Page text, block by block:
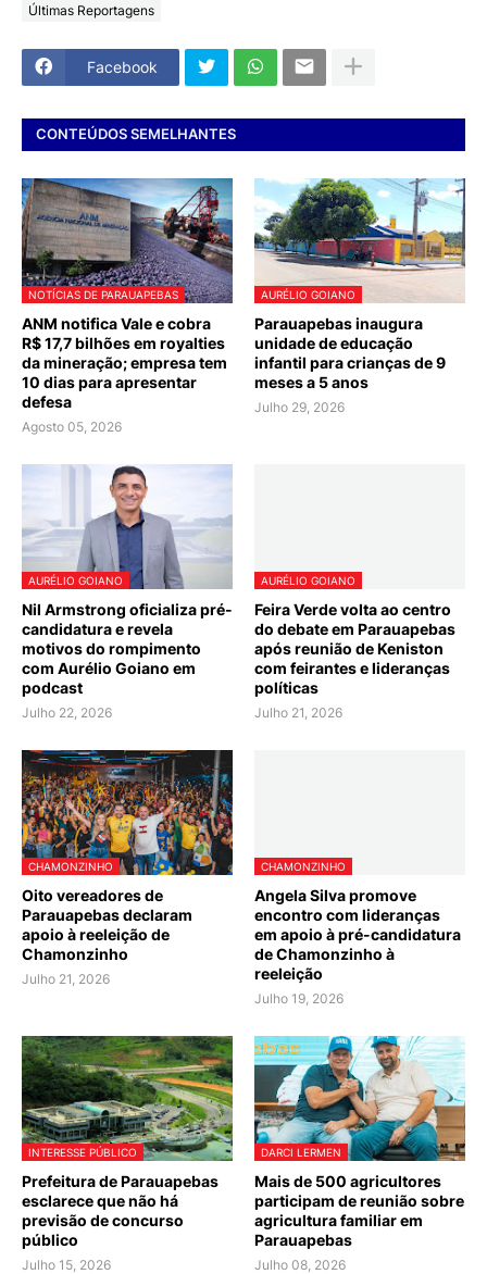
Últimas Reportagens
Facebook
CONTEÚDOS SEMELHANTES
NOTÍCIAS DE PARAUAPEBAS
ANM notifica Vale e cobra
R$ 17,7 bilhões em royalties
da mineração; empresa tem
10 dias para apresentar
defesa
Agosto 05, 2026
AURÉLIO GOIANO
Parauapebas inaugura
unidade de educação
infantil para crianças de 9
meses a 5 anos
Julho 29, 2026
AURÉLIO GOIANO
Nil Armstrong oficializa pré-
candidatura e revela
motivos do rompimento
com Aurélio Goiano em
podcast
Julho 22, 2026
AURÉLIO GOIANO
Feira Verde volta ao centro
do debate em Parauapebas
após reunião de Keniston
com feirantes e lideranças
políticas
Julho 21, 2026
CHAMONZINHO
Oito vereadores de
Parauapebas declaram
apoio à reeleição de
Chamonzinho
Julho 21, 2026
CHAMONZINHO
Angela Silva promove
encontro com lideranças
em apoio à pré-candidatura
de Chamonzinho à
reeleição
Julho 19, 2026
INTERESSE PÚBLICO
Prefeitura de Parauapebas
esclarece que não há
previsão de concurso
público
Julho 15, 2026
DARCI LERMEN
Mais de 500 agricultores
participam de reunião sobre
agricultura familiar em
Parauapebas
Julho 08, 2026